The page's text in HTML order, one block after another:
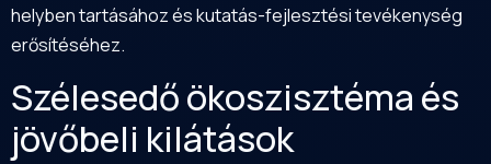
helyben tartásához és kutatás-fejlesztési tevékenység
erősítéséhez.
Szélesedő ökoszisztéma és
jövőbeli kilátások